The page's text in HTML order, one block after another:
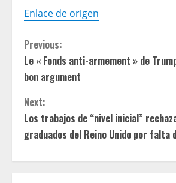
Enlace de origen
C
o
n
t
i
Previous:
Le « Fonds anti-armement » de
bon argument
Next:
Los trabajos de “nivel inicial”
graduados del Reino Unido por falta